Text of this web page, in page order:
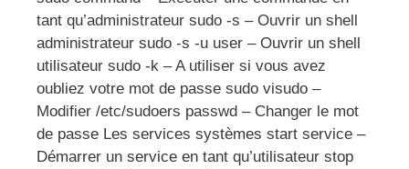
tant qu’administrateur sudo -s – Ouvrir un shell
administrateur sudo -s -u user – Ouvrir un shell
utilisateur sudo -k – A utiliser si vous avez
oubliez votre mot de passe sudo visudo –
Modifier /etc/sudoers passwd – Changer le mot
de passe Les services systèmes start service –
Démarrer un service en tant qu’utilisateur stop